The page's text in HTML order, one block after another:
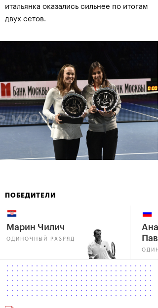
итальянка оказались сильнее по итогам
двух сетов.
ПОБЕДИТЕЛИ
Марин Чилич
ОДИНОЧНЫЙ РАЗРЯД